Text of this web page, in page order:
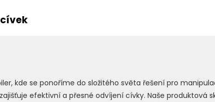
kde se ponoříme do složitého světa řešení pro
efektivní a přesné odvíjení cívky. Naše produktová